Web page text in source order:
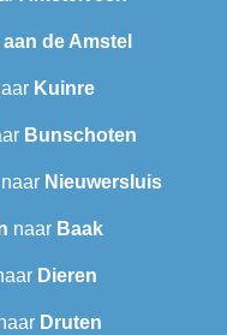
aan de Amstel
Kuinre
Bunschoten
Nieuwersluis
naar Baak
Dieren
Druten